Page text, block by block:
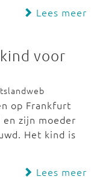
Lees meer
voor
op Frankfurt
zijn moeder
Het kind is
Lees meer